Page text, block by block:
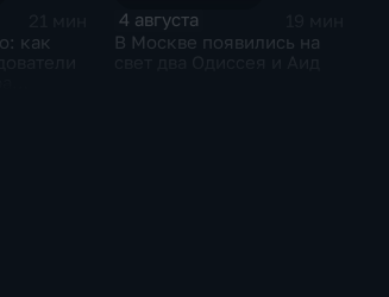
как
4 августа
В Москве появились на